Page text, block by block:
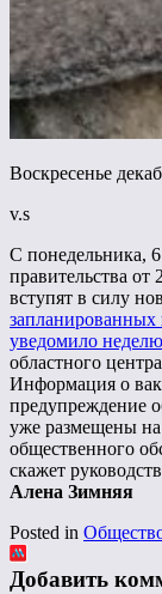
Воскресенье
v.s
С понедельника,
правительства
вступят в силу
запланированных
уведомило
областного
Информация о
предупреждение
уже размещены на
общественного
скажет
Алена Зимняя
Posted in
Добавить